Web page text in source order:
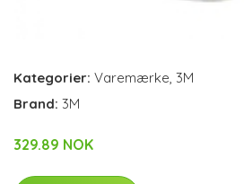
Kategorier: Varemærke 3M
Brand: 3M
329.89 NOK